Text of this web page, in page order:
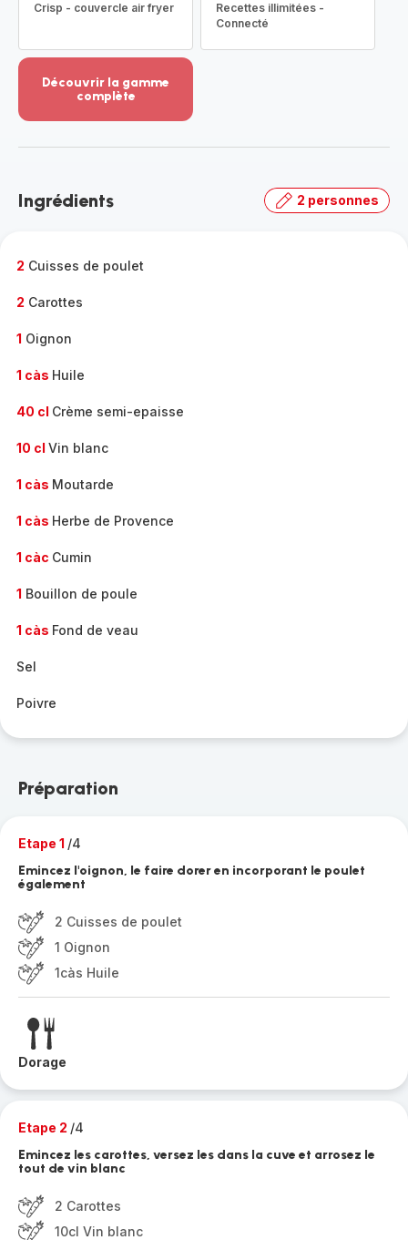
Crisp - couvercle air fryer
Recettes illimitées -
Connecté
Découvrir la gamme
complète
-
gamme
Ingrédients 2 personnes
2 Cuisses de poulet
2 Carottes
1 Oignon
1 càs Huile
40 cl Crème semi-epaisse
10 cl Vin blanc
1 càs Moutarde
1 càs Herbe de Provence
1 càc Cumin
1 Bouillon de poule
1 càs Fond de veau
Sel
Poivre
Préparation
Etape 1 /4
Emincez l'oignon, le faire dorer en incorporant le poulet
également
2 Cuisses de poulet
1 Oignon
1càs Huile
Dorage
Etape 2 /4
Emincez les carottes, versez les dans la cuve et arrosez le
tout de vin blanc
2 Carottes
10cl Vin blanc